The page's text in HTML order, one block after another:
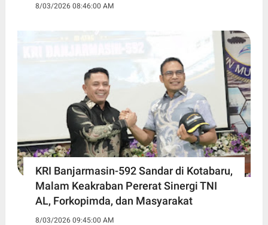
8/03/2026 08:46:00 AM
KRI Banjarmasin-592 Sandar di Kotabaru,
Malam Keakraban Pererat Sinergi TNI
AL, Forkopimda, dan Masyarakat
8/03/2026 09:45:00 AM